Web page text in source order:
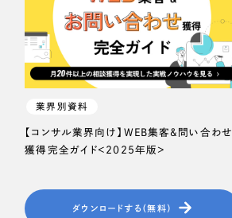
業界別資料
【コンサル業界向け】WEB集客＆問い合わせ
獲得完全ガイド＜2025年版＞
ダウンロードする（無料）